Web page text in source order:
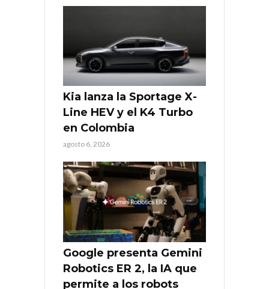
Kia lanza la Sportage X-
Line HEV y el K4 Turbo
en Colombia
agosto 6, 2026
Google presenta Gemini
Robotics ER 2, la IA que
permite a los robots